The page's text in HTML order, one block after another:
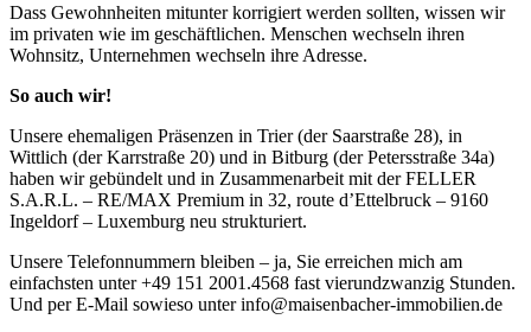
Dass Gewohnheiten mitunter korrigiert werden sollten, wissen wir
im privaten wie im geschäftlichen. Menschen wechseln ihren
Wohnsitz, Unternehmen wechseln ihre Adresse.
So auch wir!
Unsere ehemaligen Präsenzen in Trier (der Saarstraße 28), in
Wittlich (der Karrstraße 20) und in Bitburg (der Petersstraße 34a)
haben wir gebündelt und in Zusammenarbeit mit der FELLER
S.A.R.L. – RE/MAX Premium in 32, route d’Ettelbruck – 9160
Ingeldorf – Luxemburg neu strukturiert.
Unsere Telefonnummern bleiben – ja, Sie erreichen mich am
einfachsten unter +49 151 2001.4568 fast vierundzwanzig Stunden.
Und per E-Mail sowieso unter info@maisenbacher-immobilien.de